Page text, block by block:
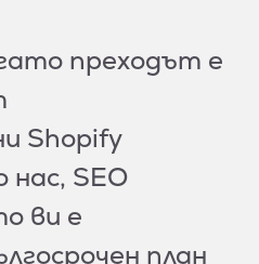
преходът е
Shopify
нас, SEO
ви е
план